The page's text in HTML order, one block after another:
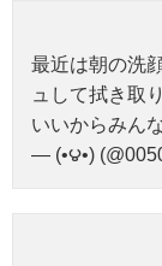
最近は朝の洗
ュして拭き取
いいからみん
— (•౪•)